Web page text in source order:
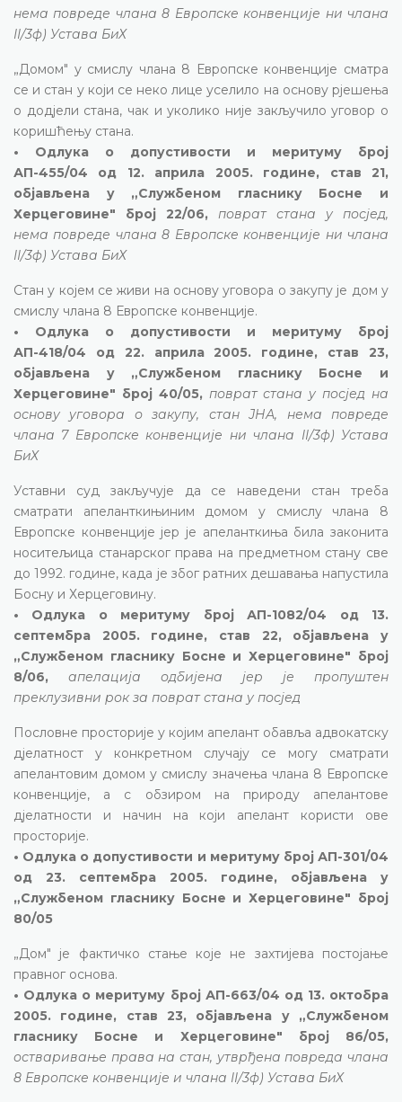
нема повреде члана 8 Европске конвенције ни члана
II/3ф) Устава БиХ
„Домом" у смислу члана 8 Европске конвенције сматра
се и стан у који се неко лице уселило на основу рјешења
о додјели стана, чак и уколико није закључило уговор о
коришћењу стана.
• Одлука о допустивости и меритуму број
АП-455/04 од 12. априла 2005. године, став 21,
објављена у „Службеном гласнику Босне и
Херцеговине" број 22/06, поврат стана у посјед,
нема повреде члана 8 Европске конвенције ни члана
II/3ф) Устава БиХ
Стан у којем се живи на основу уговора о закупу је дом у
смислу члана 8 Европске конвенције.
• Одлука о допустивости и меритуму број
АП-418/04 од 22. априла 2005. године, став 23,
објављена у „Службеном гласнику Босне и
Херцеговине" број 40/05, поврат стана у посјед на
основу уговора о закупу, стан ЈНА, нема повреде
члана 7 Европске конвенције ни члана II/3ф) Устава
БиХ
Уставни суд закључује да се наведени стан треба
сматрати апеланткињиним домом у смислу члана 8
Европске конвенције јер је апеланткиња била законита
носитељица станарског права на предметном стану све
до 1992. године, када је због ратних дешавања напустила
Босну и Херцеговину.
• Одлука о меритуму број АП-1082/04 од 13.
септембра 2005. године, став 22, објављена у
„Службеном гласнику Босне и Херцеговине" број
8/06, апелација одбијена јер је пропуштен
преклузивни рок за поврат стана у посјед
Пословне просторије у којим апелант обавља адвокатску
дјелатност у конкретном случају се могу сматрати
апелантовим домом у смислу значења члана 8 Европске
конвенције, а с обзиром на природу апелантове
дјелатности и начин на који апелант користи ове
просторије.
• Одлука о допустивости и меритуму број АП-301/04
од 23. септембра 2005. године, објављена у
„Службеном гласнику Босне и Херцеговине" број
80/05
„Дом" је фактичко стање које не захтијева постојање
правног основа.
• Одлука о меритуму број АП-663/04 од 13. октобра
2005. године, став 23, објављена у „Службеном
гласнику Босне и Херцеговине" број 86/05,
остваривање права на стан, утврђена повреда члана
8 Европске конвенције и члана II/3ф) Устава БиХ